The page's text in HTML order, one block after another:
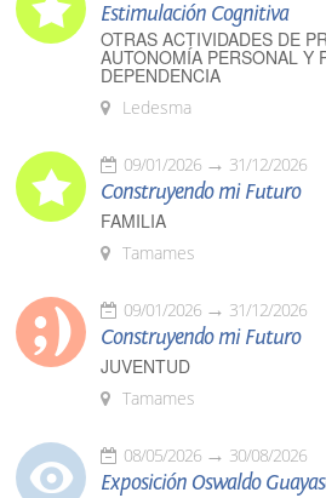
Estimulación Cognitiva
OTRAS ACTIVIDADES DE
AUTONOMÍA PERSONAL Y
DEPENDENCIA
Ledesma
09/01/2026 31/12/2026
Construyendo mi Futuro
FAMILIA
Tamames
09/01/2026 31/12/2026
Construyendo mi Futuro
JUVENTUD
Tamames
08/05/2026 30/08/2026
Exposición Oswaldo